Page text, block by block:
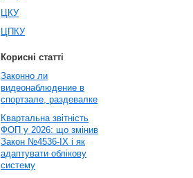
ЦКУ
ЦПКУ
Корисні статті
Законно ли
видеонаблюдение в
спортзале, раздевалке
Квартальна звітність
ФОП у 2026: що змінив
Закон №4536-IX і як
адаптувати облікову
систему